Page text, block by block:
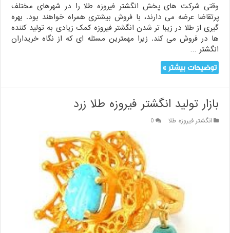
وقتی شرکت های پخش انگشتر فیروزه طلا را در شهرهای مختلف
پرتقاضا عرضه می دارند، با فروش بیشتری همراه خواهند بود. بهره
گیری از طلا در زیبا تر شدن انگشتر فیروزه کمک زیادی به تولید کننده
ها در فروش می کند. زیرا مهمترین مسئله ای که از نگاه خریداران
انگشتر …
توضیحات بیشتر »
بازار تولید انگشتر فیروزه طلا زرد
انگشتر فیروزه طلا 0